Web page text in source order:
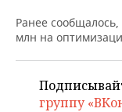
Ранее сообщалось,
млн на
группу